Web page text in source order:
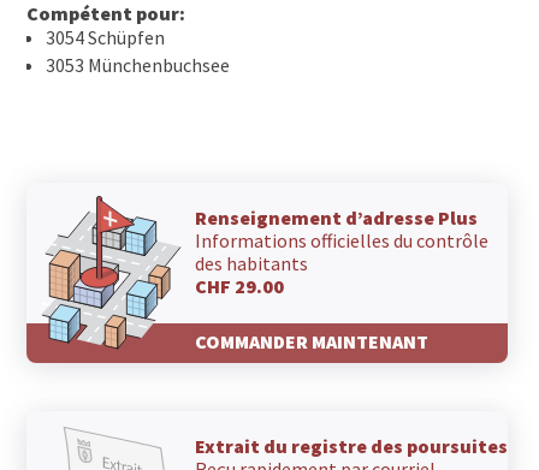
Compétent pour:
3054 Schüpfen
3053 Münchenbuchsee
Renseignement d’adresse Plus
Informations officielles du contrôle
des habitants
CHF 29.00
COMMANDER MAINTENANT
Extrait du registre des poursuites